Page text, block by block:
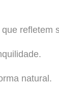
refletem
natural.